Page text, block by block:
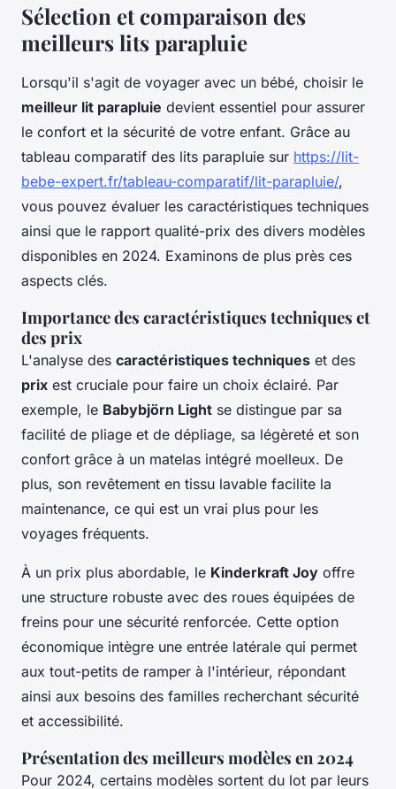
Sélection et comparaison des
meilleurs lits parapluie
Lorsqu'il s'agit de voyager avec un bébé, choisir le
meilleur lit parapluie devient essentiel pour assurer
le confort et la sécurité de votre enfant. Grâce au
tableau comparatif des lits parapluie sur https://lit-
bebe-expert.fr/tableau-comparatif/lit-parapluie/,
vous pouvez évaluer les caractéristiques techniques
ainsi que le rapport qualité-prix des divers modèles
disponibles en 2024. Examinons de plus près ces
aspects clés.
Importance des caractéristiques techniques et
des prix
L'analyse des caractéristiques techniques et des
prix est cruciale pour faire un choix éclairé. Par
exemple, le Babybjörn Light se distingue par sa
facilité de pliage et de dépliage, sa légèreté et son
confort grâce à un matelas intégré moelleux. De
plus, son revêtement en tissu lavable facilite la
maintenance, ce qui est un vrai plus pour les
voyages fréquents.
À un prix plus abordable, le Kinderkraft Joy offre
une structure robuste avec des roues équipées de
freins pour une sécurité renforcée. Cette option
économique intègre une entrée latérale qui permet
aux tout-petits de ramper à l'intérieur, répondant
ainsi aux besoins des familles recherchant sécurité
et accessibilité.
Présentation des meilleurs modèles en 2024
Pour 2024, certains modèles sortent du lot par leurs